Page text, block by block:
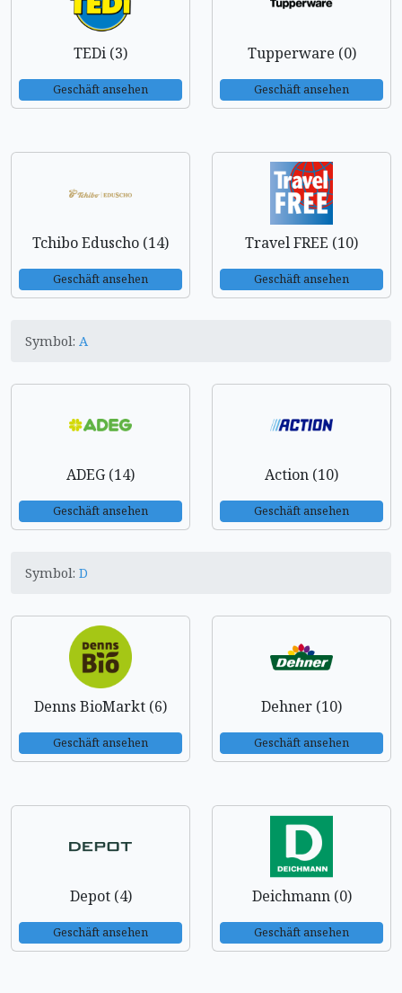
TEDi (3)
Geschäft ansehen
Tupperware (0)
Geschäft ansehen
Tchibo Eduscho (14)
Geschäft ansehen
Travel FREE (10)
Geschäft ansehen
Symbol: A
ADEG (14)
Geschäft ansehen
Action (10)
Geschäft ansehen
Symbol: D
Denns BioMarkt (6)
Geschäft ansehen
Dehner (10)
Geschäft ansehen
Depot (4)
Geschäft ansehen
Deichmann (0)
Geschäft ansehen